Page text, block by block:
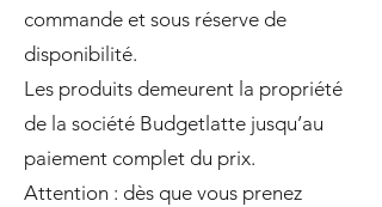
commande et sous réserve de
disponibilité.
Les produits demeurent la propriété
de la société Budgetlatte jusqu’au
paiement complet du prix.
Attention : dès que vous prenez